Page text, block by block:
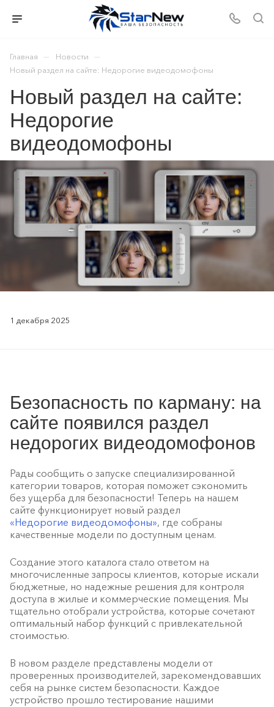
Главная — Новости —
Новый раздел на сайте: Недорогие видеодомофоны
Новый раздел на сайте:
Недорогие
видеодомофоны
1 декабря 2025
Безопасность по карману: на
сайте появился раздел
недорогих видеодомофонов
Рады сообщить о запуске специализированной
категории товаров, которая поможет сэкономить
без ущерба для безопасности! Теперь на нашем
сайте функционирует новый раздел
«Недорогие видеодомофоны», где собраны
качественные модели по доступным ценам.
Создание этого каталога стало ответом на
многочисленные запросы клиентов, которые искали
бюджетные, но надежные решения для контроля
доступа в жилые и коммерческие помещения. Мы
тщательно отобрали устройства, которые сочетают
оптимальный набор функций с привлекательной
стоимостью.
В новом разделе представлены модели от
проверенных производителей, зарекомендовавших
себя на рынке систем безопасности. Каждое
устройство прошло тестирование нашими